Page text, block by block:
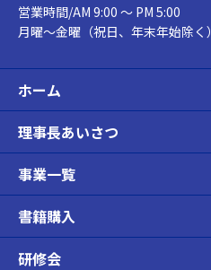
営業時間/AM 9:00 ～ PM 5:00
月曜～金曜（祝日、年末年始除く）
ホーム
理事長あいさつ
事業一覧
書籍購入
研修会